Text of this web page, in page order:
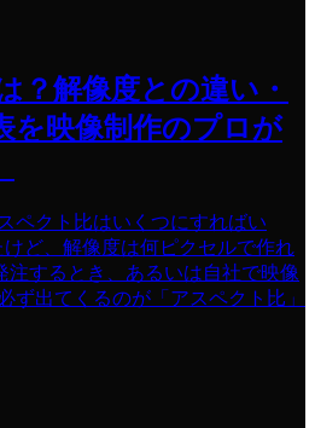
？解像度との違い・
を映像制作のプロが
ペクト比はいくつにすればい
けど、解像度は何ピクセルで作れ
注するとき、あるいは自社で映像
ず出てくるのが「アスペクト比」